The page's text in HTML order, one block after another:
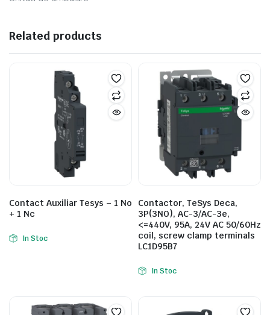
Related products
Contact Auxiliar Tesys – 1 No
+ 1 Nc
In Stoc
Contactor, TeSys Deca,
3P(3NO), AC-3/AC-3e,
<=440V, 95A, 24V AC 50/60Hz
coil, screw clamp terminals
LC1D95B7
In Stoc